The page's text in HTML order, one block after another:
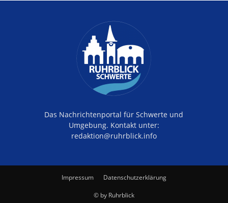
Das Nachrichtenportal für Schwerte und
Umgebung. Kontakt unter:
redaktion@ruhrblick.info
Impressum Datenschutzerklärung
© by Ruhrblick